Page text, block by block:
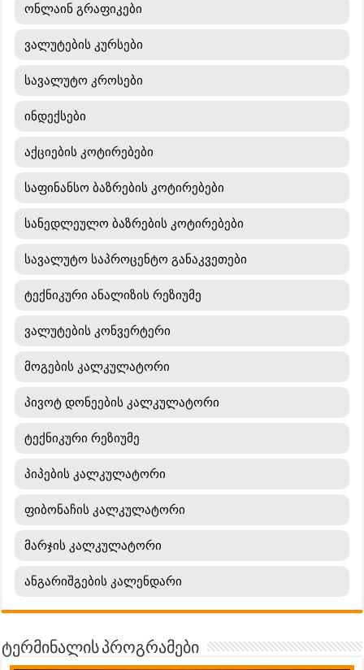
ონლაინ გრაფიკები
ვალუტების კურსები
სავალუტო კროსები
ინდექსები
აქციების კოტირებები
საფინანსო ბაზრების კოტირებები
სანედლეულო ბაზრების კოტირებები
სავალუტო საპროცენტო განაკვეთები
ტექნიკური ანალიზის რეზიუმე
ვალუტების კონვერტერი
მოგების კალკულატორი
პივოტ დონეების კალკულატორი
ტექნიკური რეზიუმე
პიპების კალკულატორი
ფიბონაჩის კალკულატორი
მარჯის კალკულატორი
ანგარიშგების კალენდარი
ტერმინალის პროგრამები